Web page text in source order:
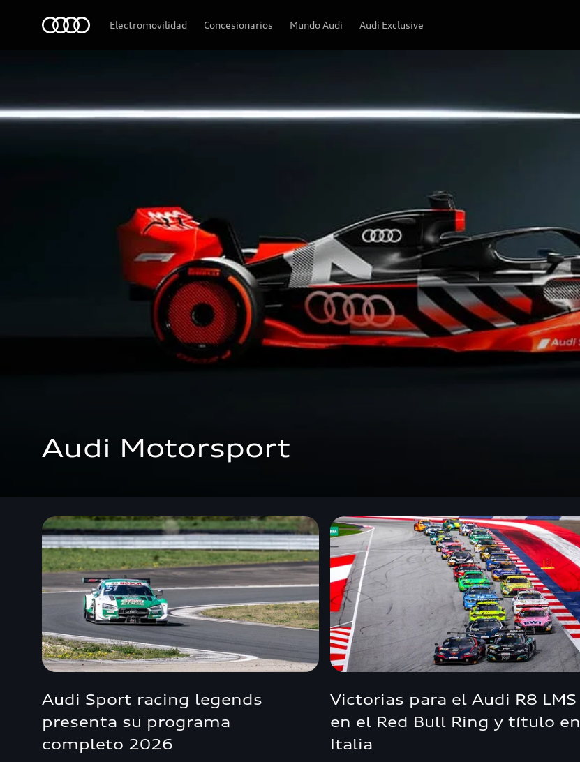
Electromovilidad Concesionarios Mundo Audi Audi Exclusive
Audi Motorsport
Audi Sport racing legends
presenta su programa
completo 2026
Victorias para el Audi R8 LMS
en el Red Bull Ring y título en
Italia